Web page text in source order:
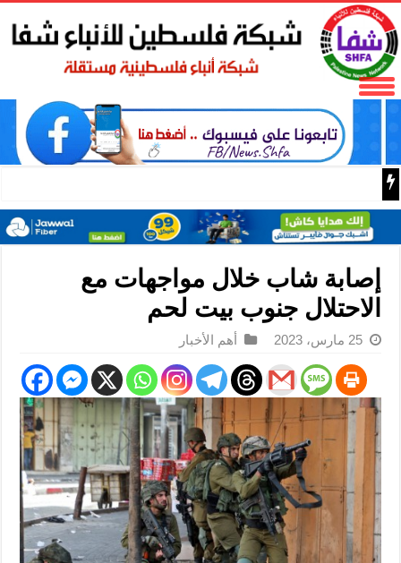
فتح تنعى المناضل نايف خويطر نائب أمين سر إقليم شرق
إصابة شاب خلال مواجهات مع
الاحتلال جنوب بيت لحم
25 مارس، 2023 أهم الأخبار